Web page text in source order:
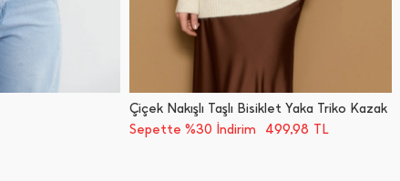
Çiçek Nakışlı Taşlı Bisiklet Yaka Triko Kazak
Sepette %30 İndirim
499,98 TL